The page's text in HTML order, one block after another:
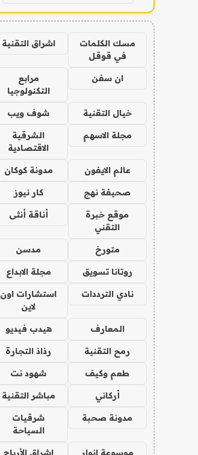
مسك الكلمات
في قوقل
اشراق التقنية
ان سفن
مرابع
التكنولوجيا
خيال التقنية شوف ويب
مجلة الاسهم
الشرقية
الاقتصادية
عالم الايفون مدونة كوكان
صحيفة نهج كار نيوز
موقع خبرة
التقني
أناقة أنثى
متورخ مدسن
روتانا تسويق مجلة الابداع
نادي الترددات
استشارات اون
لاين
المعارف هيدب فيديو
رمح التقنية رذاذ التجارة
طعم وكيف شهود نت
أركاني مباشر التقنية
مدونة صحبة
شرقيات
السياحة
موسوعة انوار اشراق الأرباح